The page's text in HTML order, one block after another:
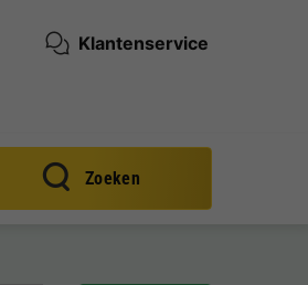
Klantenservice
Zoeken